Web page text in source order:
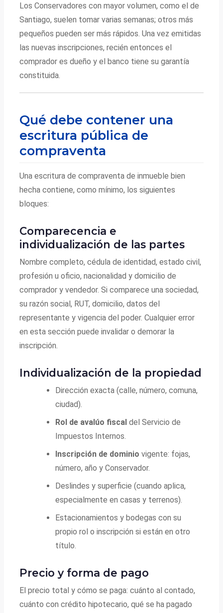
Los Conservadores con mayor volumen, como el de
Santiago, suelen tomar varias semanas; otros más
pequeños pueden ser más rápidos. Una vez emitidas
las nuevas inscripciones, recién entonces el
comprador es dueño y el banco tiene su garantía
constituida.
Qué debe contener una
escritura pública de
compraventa
Una escritura de compraventa de inmueble bien
hecha contiene, como mínimo, los siguientes
bloques:
Comparecencia e
individualización de las partes
Nombre completo, cédula de identidad, estado civil,
profesión u oficio, nacionalidad y domicilio de
comprador y vendedor. Si comparece una sociedad,
su razón social, RUT, domicilio, datos del
representante y vigencia del poder. Cualquier error
en esta sección puede invalidar o demorar la
inscripción.
Individualización de la propiedad
Dirección exacta (calle, número, comuna,
ciudad).
Rol de avalúo fiscal del Servicio de
Impuestos Internos.
Inscripción de dominio vigente: fojas,
número, año y Conservador.
Deslindes y superficie (cuando aplica,
especialmente en casas y terrenos).
Estacionamientos y bodegas con su
propio rol o inscripción si están en otro
título.
Precio y forma de pago
El precio total y cómo se paga: cuánto al contado,
cuánto con crédito hipotecario, qué se ha pagado